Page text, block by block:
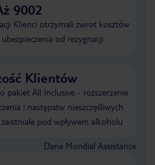
9002
Klienci otrzymali zwrot kosztów
od rezygnacji
Klientów
pakiet All Inclusive - rozszerzenie
i następstw nieszczęśliwych
pod wpływem alkoholu
Dane Mondial Assistance